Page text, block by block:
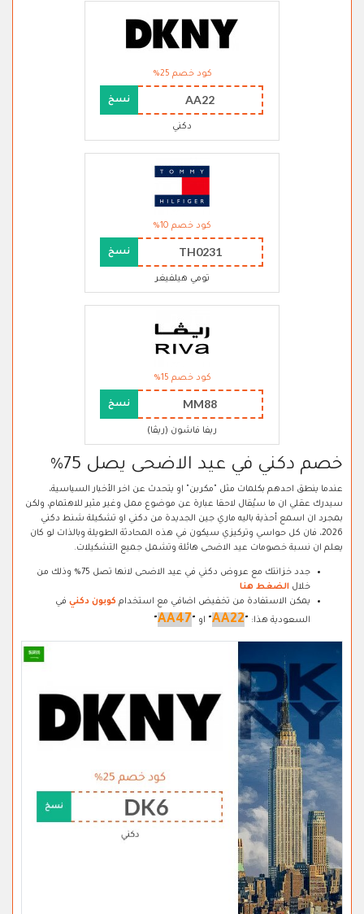
كود خصم 25%
AA22 نسخ
دكني
كود خصم 10%
TH0231 نسخ
تومي هيلفيغر
كود خصم 15%
MM88 نسخ
ريفا فاشون (ريڤا)
خصم دكني في عيد الاضحى يصل 75%
عندما ينطق احدهم بكلمات مثل "مكربن" او يتحدث عن اخر الأخبار السياسية،
سيدرك عقلي ان ما سيُقال لاحقا عبارة عن موضوع ممل وغير مثير للاهتمام، ولكن
بمجرد ان اسمع أحذية باليه ماري جين الجديدة من دكني او تشكيلة شنط دكني
2026، فان كل حواسي وتركيزي سيكون في هذه المحادثة الطويلة وبالذات لو كان
يعلم ان نسبة خصومات عيد الاضحى هائلة وتشمل جميع التشكيلات.
جدد خزانتك مع عروض دكني في عيد الاضحى لانها تصل 75% وذلك من
خلال الضغط هنا
يمكن الاستفادة من تخفيض اضافي مع استخدام كوبون دكني في
السعودية هذا: "
AA22
" او "
AA47
"